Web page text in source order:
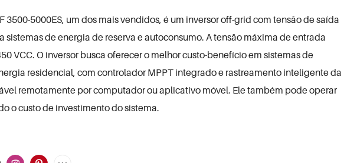
3500-5000ES, um dos mais vendidos, é um inversor off-grid com tensão de saída
sistemas de energia de reserva e autoconsumo. A tensão máxima de entrada
VCC. O inversor busca oferecer o melhor custo-benefício em sistemas de
residencial, com controlador MPPT integrado e rastreamento inteligente da
remotamente por computador ou aplicativo móvel. Ele também pode operar
o custo de investimento do sistema.